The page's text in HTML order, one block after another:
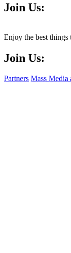
Join Us:
Enjoy the best
Join Us:
Partners Mass Media